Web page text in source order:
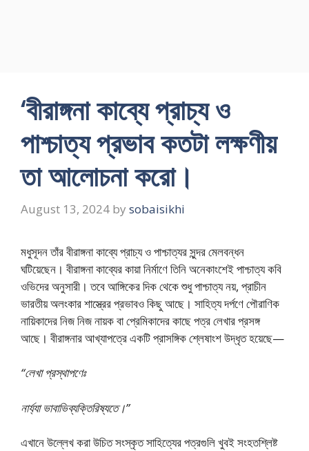
‘বীরাঙ্গনা কাব্যে প্রাচ্য ও
পাশ্চাত্য প্রভাব কতটা লক্ষণীয়
তা আলোচনা করো।
August 13, 2024 by sobaisikhi
মধুসূদন তাঁর বীরাঙ্গনা কাব্যে প্রাচ্য ও পাশ্চাত্যর সুন্দর মেলবন্ধন
ঘটিয়েছেন। বীরাঙ্গনা কাব্যের কায়া নির্মাণে তিনি অনেকাংশেই পাশ্চাত্য কবি
ওভিদের অনুসারী। তবে আঙ্গিকের দিক থেকে শুধু পাশ্চাত্য নয়, প্রাচীন
ভারতীয় অলংকার শাস্ত্রের প্রভাবও কিছু আছে। সাহিত্য দর্পণে পৌরাণিক
নায়িকাদের নিজ নিজ নায়ক বা প্রেমিকাদের কাছে পত্র লেখার প্রসঙ্গ
আছে। বীরাঙ্গনার আখ্যাপত্রে একটি প্রাসঙ্গিক শ্লেষাংশ উদ্ধৃত হয়েছে—
“লেখা প্রস্থাপণেঃ
নার্য্যা ভাবাভিব্যক্তিরিষ্যতে।”
এখানে উল্লেখ করা উচিত সংস্কৃত সাহিত্যের পত্রগুলি খুবই সংহতশ্লিষ্ট